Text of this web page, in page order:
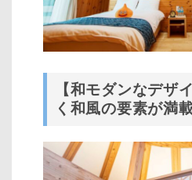
【和モダンなデザ
く和風の要素が満